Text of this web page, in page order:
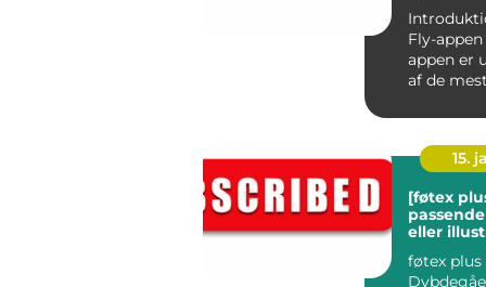
Fly-appen DJI Fly-
appen er
af de
15.
[føtex
eller
føtex plus